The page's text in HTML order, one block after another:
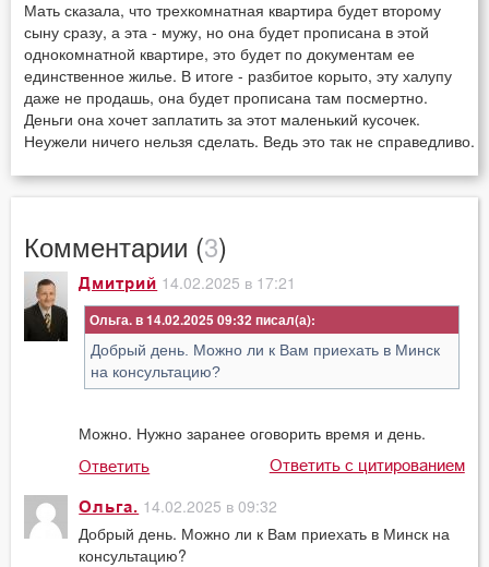
Мать сказала, что трехкомнатная квартира будет второму
сыну сразу, а эта - мужу, но она будет прописана в этой
однокомнатной квартире, это будет по документам ее
единственное жилье. В итоге - разбитое корыто, эту халупу
даже не продашь, она будет прописана там посмертно.
Деньги она хочет заплатить за этот маленький кусочек.
Неужели ничего нельзя сделать. Ведь это так не справедливо.
Комментарии (3)
Дмитрий 14.02.2025 в 17:21
Ольга. в 14.02.2025 09:32
Добрый день. Можно ли к Вам приехать в Минск
на консультацию?
Можно. Нужно заранее оговорить время и день.
Ответить Ответить с цитированием
Ольга. 14.02.2025 в 09:32
Добрый день. Можно ли к Вам приехать в Минск на
консультацию?